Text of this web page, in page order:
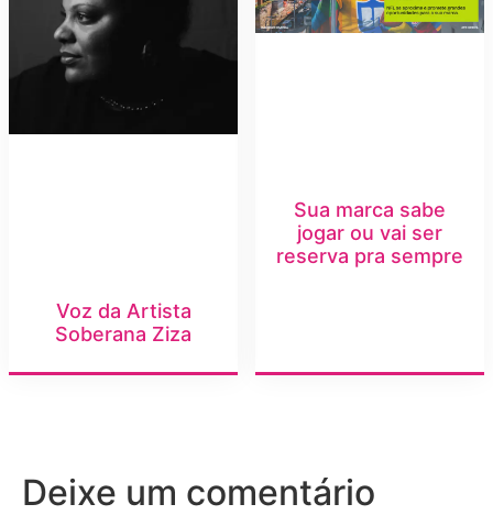
Voz da Artista
Soberana Ziza
Sua marca sabe
jogar ou vai ser
reserva pra sempre
Deixe um comentário